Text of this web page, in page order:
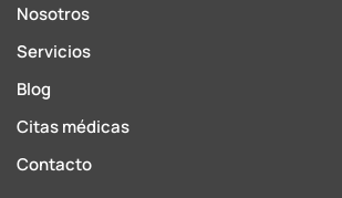
Nosotros
Servicios
Blog
Citas médicas
Contacto